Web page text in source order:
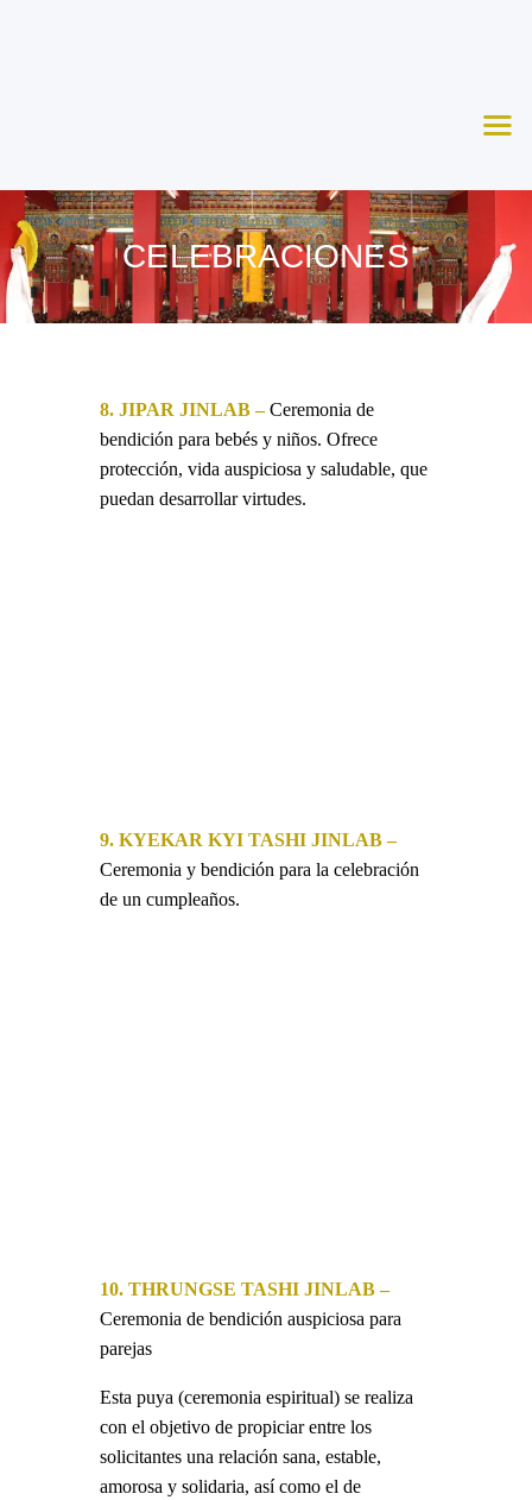
CELEBRACIONES
Agenda
Apoya
Contacto
8. JIPAR JINLAB –Ceremonia de
bendición para bebés y niños. Ofrece
protección, vida auspiciosa y saludable, que
puedan desarrollar virtudes.
9. KYEKAR KYI TASHI JINLAB –
Ceremonia y bendición para la celebración
de un cumpleaños.
10. THRUNGSE TASHI JINLAB –
Ceremonia de bendición auspiciosa para
parejas
Esta puya (ceremonia espiritual) se realiza
con el objetivo de propiciar entre los
solicitantes una relación sana, estable,
amorosa y solidaria, así como el de